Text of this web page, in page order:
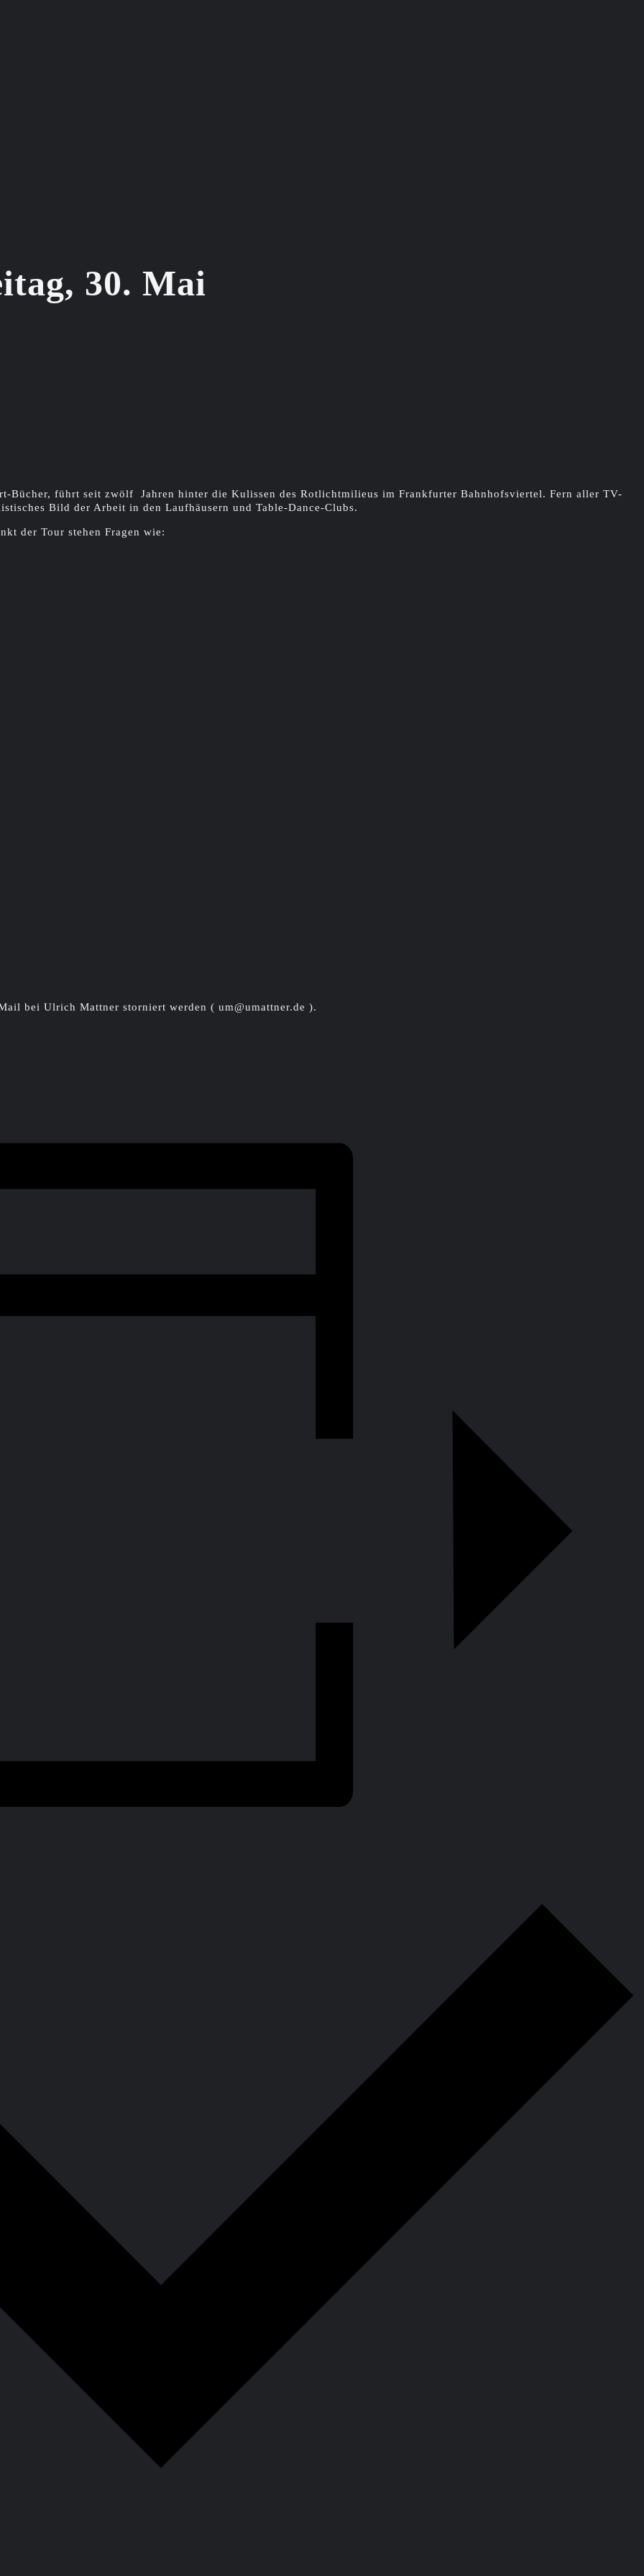
30. Mai
Bücher, führt seit zwölf Jahren hinter die Kulissen des Rotlichtmilieus im Frankfurter Bahnhofsviertel. Fern aller TV-
Bild der Arbeit in den Laufhäusern und Table-Dance-Clubs.
der Tour stehen Fragen wie:
bei Ulrich Mattner storniert werden ( um@umattner.de ).